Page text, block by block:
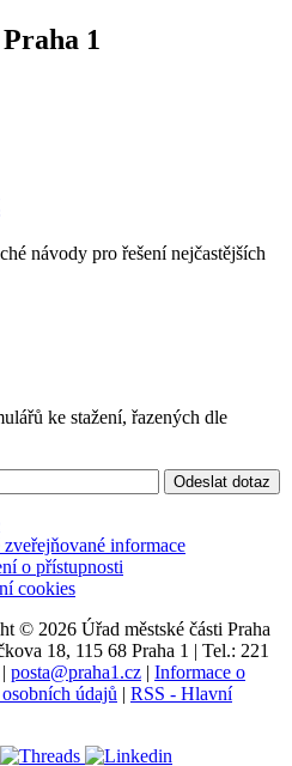
1
návody pro řešení nejčastějších
ke stažení, řazených dle
Odeslat dotaz
informace
o přístupnosti
cookies
© 2026 Úřad městské části Praha
18, 115 68 Praha 1 | Tel.: 221
| posta@praha1.cz | Informace o
údajů | RSS - Hlavní